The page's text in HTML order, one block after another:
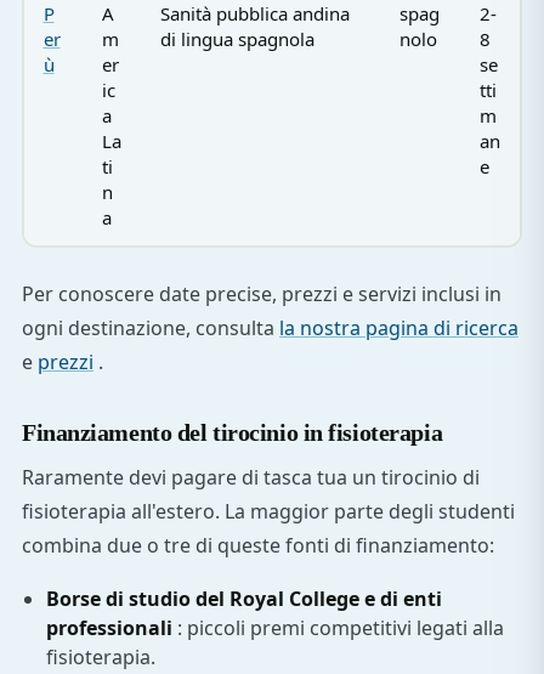
P
er
ù
A
m
er
ic
a
La
ti
n
a
Sanità pubblica andina
di lingua spagnola
spag
nolo
2-
8
se
tti
m
an
e
Per conoscere date precise, prezzi e servizi inclusi in
ogni destinazione, consulta la nostra pagina di ricerca
e prezzi .
Finanziamento del tirocinio in fisioterapia
Raramente devi pagare di tasca tua un tirocinio di
fisioterapia all'estero. La maggior parte degli studenti
combina due o tre di queste fonti di finanziamento:
Borse di studio del Royal College e di enti
professionali : piccoli premi competitivi legati alla
fisioterapia.